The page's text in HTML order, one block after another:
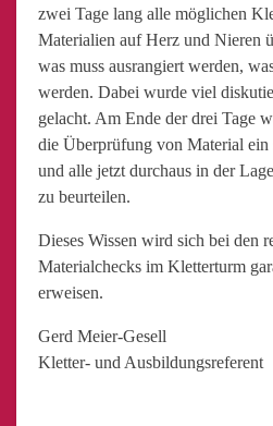
zwei Tage lang alle möglichen
Materialien auf Herz und Nieren
was muss ausrangiert werden,
werden. Dabei wurde viel
gelacht. Am Ende der drei Tage
die Überprüfung von Material ein
und alle jetzt durchaus in der
zu beurteilen.
Dieses Wissen wird sich bei den
Materialchecks im Kletterturm
erweisen.
Gerd Meier-Gesell
Kletter- und Ausbildungsreferent